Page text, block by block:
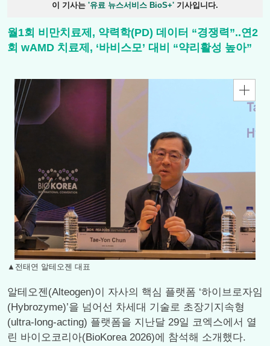
이 기사는 '유료 뉴스서비스 BioS+' 기사입니다.
월1회 비만치료제, 약력학(PD) 데이터 “경쟁력”..연2
회 wAMD 치료제, ‘바비스모’ 대비 “약리활성 높아”
▲전태연 알테오젠 대표
알테오젠(Alteogen)이 자사의 핵심 플랫폼 ‘하이브로자임
(Hybrozyme)’을 넘어선 차세대 기술로 초장기지속형
(ultra-long-acting) 플랫폼을 지난달 29일 코엑스에서 열
린 바이오코리아(BioKorea 2026)에 참석해 소개했다.